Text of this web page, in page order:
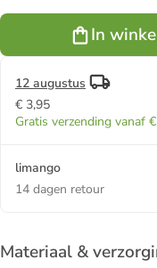
In
12 augustus
€ 3,95
Gratis verzending vanaf
limango
14 dagen retour
Materiaal &